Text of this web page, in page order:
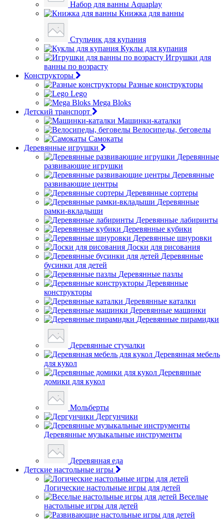
Набор для ванны Aquaplay
Книжка для ванны
Стульчик для купания
Куклы для купания
Игрушки для
ванны по возрасту
Конструкторы
Разные конструкторы
Lego
Mega Bloks
Детский транспорт
Машинки-каталки
Велосипеды, беговелы
Самокаты
Деревянные игрушки
Деревянные
развивающие игрушки
Деревянные
развивающие центры
Деревянные сортеры
Деревянные
рамки-вкладыши
Деревянные лабиринты
Деревянные кубики
Деревянные шнуровки
Доски для рисования
Деревянные
бусинки для детей
Деревянные пазлы
Деревянные
конструкторы
Деревянные каталки
Деревянные машинки
Деревянные пирамидки
Деревянные стучалки
Деревянная мебель
для кукол
Деревянные
домики для кукол
Мольберты
Дергунчики
Деревянные музыкальные инструменты
Деревянная еда
Детские настольные игры
Логические настольные игры для детей
Веселые
настольные игры для детей